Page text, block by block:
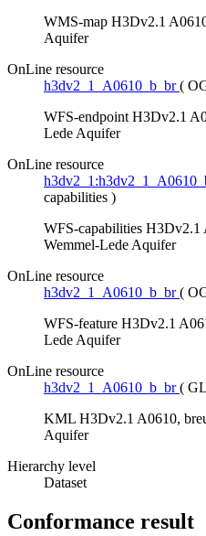
WMS-map H3Dv2.1
Aquifer
OnLine resource
h3dv2_1_A0610_b_br (
WFS-endpoint H3Dv2.1
Lede Aquifer
OnLine resource
capabilities )
WFS-capabilities H3Dv2.1
Wemmel-Lede Aquifer
OnLine resource
h3dv2_1_A0610_b_br (
WFS-feature H3Dv2.1
Lede Aquifer
OnLine resource
h3dv2_1_A0610_b_br (
KML H3Dv2.1 A0610,
Aquifer
Hierarchy level
Dataset
Conformance result